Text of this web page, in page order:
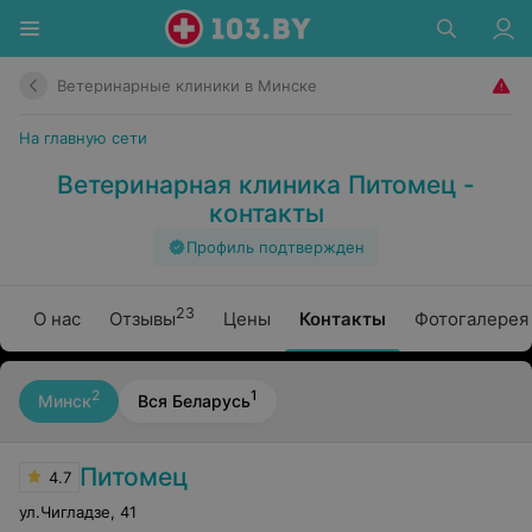
Ветеринарные клиники в Минске
На главную сети
Ветеринарная клиника Питомец -
контакты
Профиль подтвержден
О нас Отзывы23 Цены Контакты Фотогалерея
Минск2 Вся Беларусь1
4.7 Питомец
ул.Чигладзе 41